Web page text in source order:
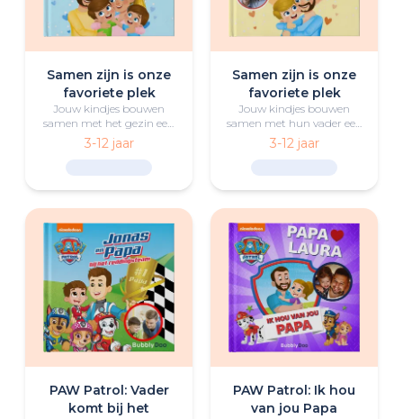
Samen zijn is onze
favoriete plek
Jouw kindjes bouwen
samen met het gezin een
spannend fort en
ontdekken door speels
en verbondenheid.
3-12 jaar
Samen zijn is onze
favoriete plek
Jouw kindjes bouwen
samen met hun vader een
spannend fort en
ontdekken door speels
en verbondenheid.
3-12 jaar
PAW Patrol: Vader
komt bij het
PAW Patrol: Ik hou
van jou Papa